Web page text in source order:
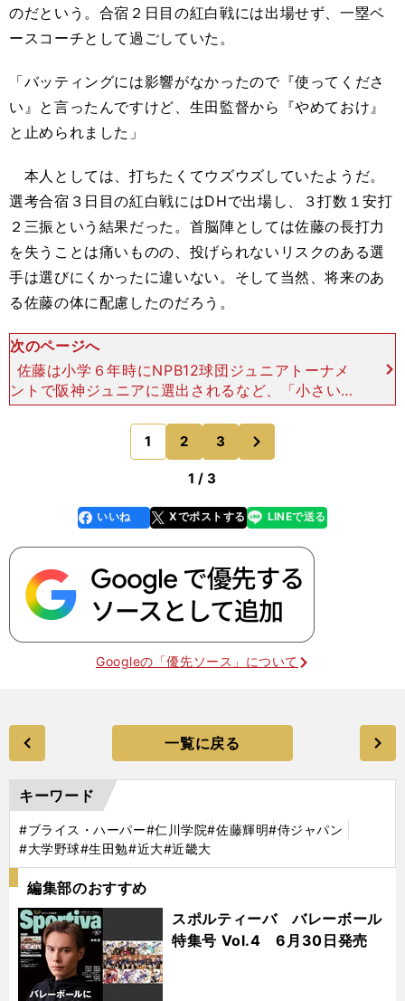
のだという。合宿２日目の紅白戦には出場せず、一塁ベ
ースコーチとして過ごしていた。
「バッティングには影響がなかったので『使ってくださ
い』と言ったんですけど、生田監督から『やめておけ』
と止められました」
本人としては、打ちたくてウズウズしていたようだ。
選考合宿３日目の紅白戦にはDHで出場し、３打数１安打
２三振という結果だった。首脳陣としては佐藤の長打力
を失うことは痛いものの、投げられないリスクのある選
手は選びにくかったに違いない。そして当然、将来のあ
る佐藤の体に配慮したのだろう。
次のページへ
佐藤は小学６年時にNPB12球団ジュニアトーナメ
ントで阪神ジュニアに選出されるなど、「小さい頃
からホームランを打ちたいと思って野球をやってき
た」という生粋のスラッガーである。しかし高校
は、野球では全国
1 2 3
1 / 3
faceboo
k
いいね Xでポストする
line LINEで送る
Googleの「優先ソース」について
一覧に戻る
キーワード
#ブライス・ハーパー#仁川学院#佐藤輝明#侍ジャパン
#大学野球#生田勉#近大#近畿大
編集部のおすすめ
スポルティーバ バレーボール
特集号 Vol.4 6月30日発売